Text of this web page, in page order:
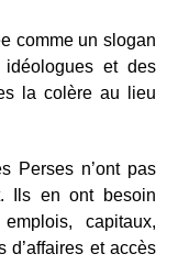
comme un slogan
et des
la colère au lieu
Perses n’ont pas
Ils en ont besoin
capitaux,
d’affaires et accès